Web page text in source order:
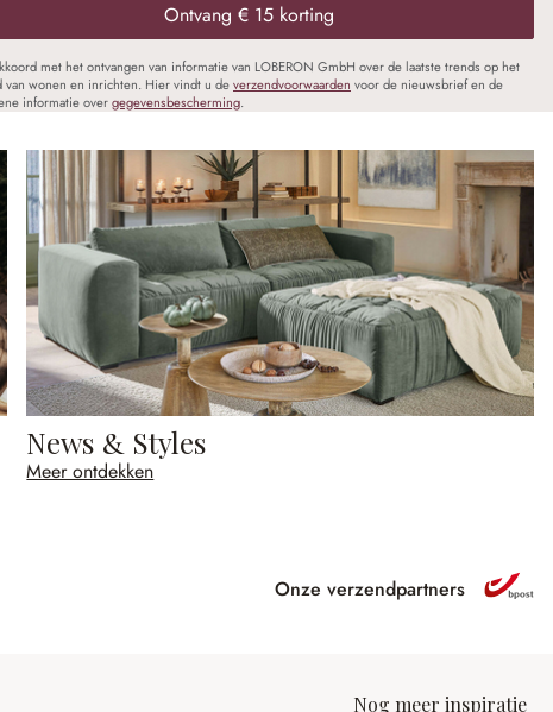
Ontvang € 15 korting
met het ontvangen van informatie van LOBERON GmbH over de laatste trends op het
van wonen en inrichten. Hier vindt u deverzendvoorwaarden voor de nieuwsbrief en de
informatie overgegevensbescherming.
News & Styles
Meer ontdekken
Onze verzendpartners
Nog meer inspiratie